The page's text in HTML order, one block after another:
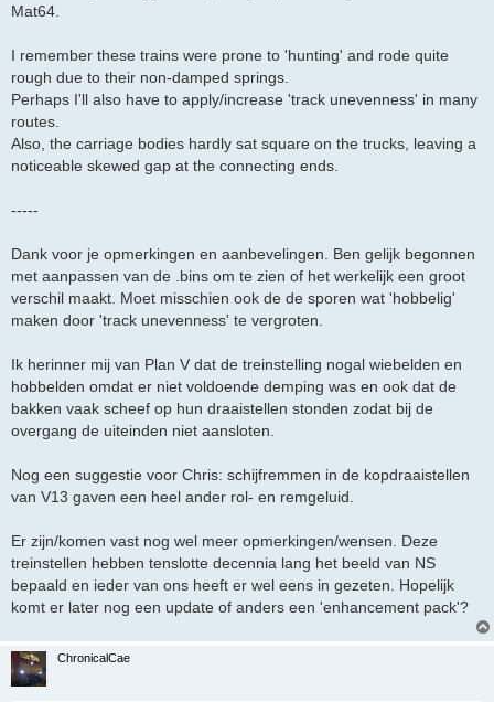
Mat64.
I remember these trains were prone to 'hunting' and rode quite
rough due to their non-damped springs.
Perhaps I'll also have to apply/increase 'track unevenness' in many
routes.
Also, the carriage bodies hardly sat square on the trucks, leaving a
noticeable skewed gap at the connecting ends.
-----
Dank voor je opmerkingen en aanbevelingen. Ben gelijk begonnen
met aanpassen van de .bins om te zien of het werkelijk een groot
verschil maakt. Moet misschien ook de de sporen wat 'hobbelig'
maken door 'track unevenness' te vergroten.
Ik herinner mij van Plan V dat de treinstelling nogal wiebelden en
hobbelden omdat er niet voldoende demping was en ook dat de
bakken vaak scheef op hun draaistellen stonden zodat bij de
overgang de uiteinden niet aansloten.
Nog een suggestie voor Chris: schijfremmen in de kopdraaistellen
van V13 gaven een heel ander rol- en remgeluid.
Er zijn/komen vast nog wel meer opmerkingen/wensen. Deze
treinstellen hebben tenslotte decennia lang het beeld van NS
bepaald en ieder van ons heeft er wel eens in gezeten. Hopelijk
komt er later nog een update of anders een 'enhancement pack'?
ChronicalCae